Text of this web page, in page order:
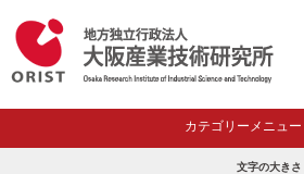
カテゴリーメニュー
文字の大きさ